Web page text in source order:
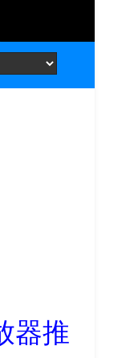
用
器推